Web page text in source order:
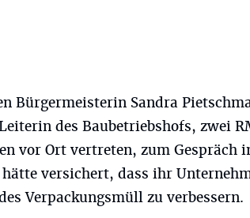
Bürgermeisterin Sandra
des Baubetriebshofs, zwei
vor Ort vertreten, zum Gespräch
versichert, dass ihr
Verpackungsmüll zu verbessern.